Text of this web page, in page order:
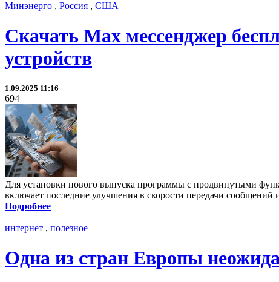
Минэнерго , Россия , США
Скачать Max мессенджер
устройств
1.09.2025 11:16
694
Для установки нового выпуска программы с продвинутыми
включает последние улучшения в скорости передачи
Подробнее
интернет , полезное
Одна из стран Европы